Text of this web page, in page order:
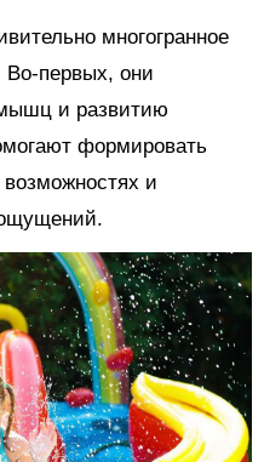
многогранное
Во-первых, они
и развитию
формировать
и